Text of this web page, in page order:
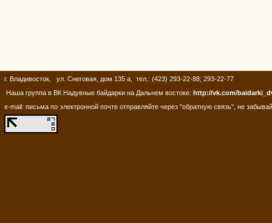
г. Владивосток, ул. Снеговая, дом 135 а, тел.: (423) 293-22-88; 293-22-77
Наша группа в ВК Надувные байдарки на Дальнем востоке: http://vk.com/
e-mail: письма по электронной почте отправляйте через "обратную связь", не